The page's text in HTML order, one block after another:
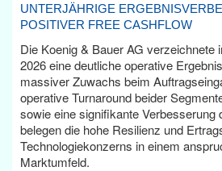
UNTERJÄHRIGE
POSITIVER FREE CASHFLOW
Die Koenig & Bauer AG verzeichnete
2026 eine deutliche operative
massiver Zuwachs beim
operative Turnaround beider
sowie eine signifikante Verbesserung
belegen die hohe Resilienz und
Technologiekonzerns in einem
Marktumfeld.